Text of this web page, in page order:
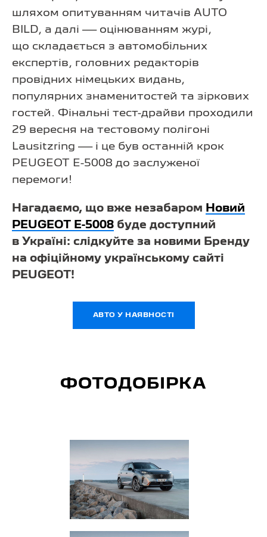
шляхом опитуванням читачів AUTO
BILD, а далі — оцінюванням журі,
що складається з автомобільних
експертів, головних редакторів
провідних німецьких видань,
популярних знаменитостей та зіркових
гостей. Фінальні тест-драйви проходили
29 вересня на тестовому полігоні
Lausitzring — і це був останній крок
PEUGEOT E-5008 до заслуженої
перемоги!
Нагадаємо, що вже незабаром
Новий
PEUGEOT E-5008 буде доступний
в Україні: слідкуйте за новими Бренду
на офіційному українському сайті
PEUGEOT!
АВТО У НАЯВНОСТІ
ФОТОДОБІРКА